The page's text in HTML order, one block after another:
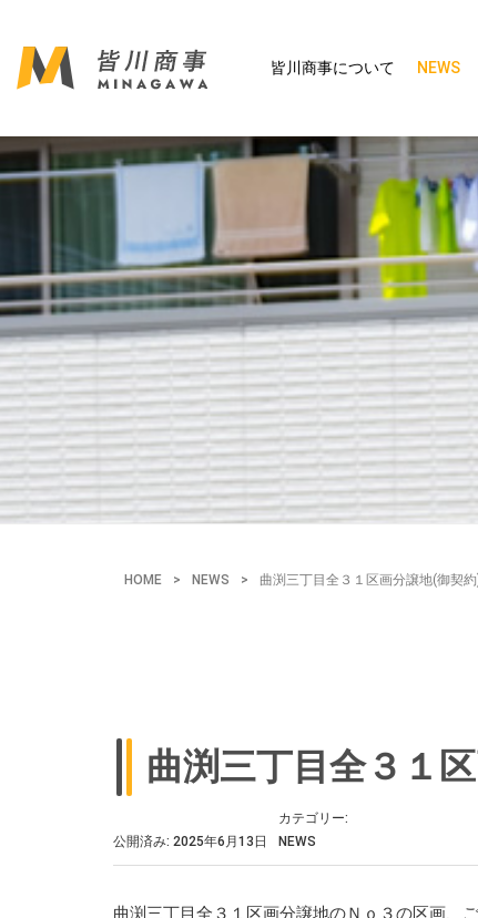
皆川商事について NEWS
HOME > NEWS > 曲渕三丁目全３１区画分譲地(御契約
曲渕三丁目全３１
公開済み: 2025年6月13日
カテゴリー:
NEWS
曲渕三丁目全３１区画分譲地のＮｏ３の区画、